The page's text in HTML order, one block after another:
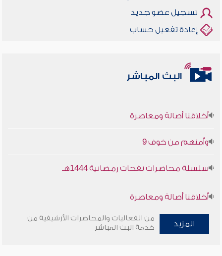
تسجيل عضو جديد
إعادة تفعيل حساب
البث المباشر
أخلاقنا أصالة ومعاصرة
وأمنهم من خوف 9
سلسلة محاضرات نفحات رمضانية 1444هـ
أخلاقنا أصالة ومعاصرة
وأمنهم من خوف 9
المزيد
من الفعاليات والمحاضرات الأرشيفية من
خدمة البث المباشر